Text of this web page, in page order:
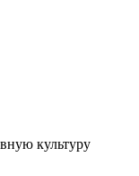
культуру